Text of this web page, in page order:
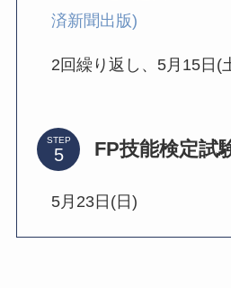
済新聞出版)
2回繰り返し、5月15日(
STEP FP技能検定試
5月23日(日)